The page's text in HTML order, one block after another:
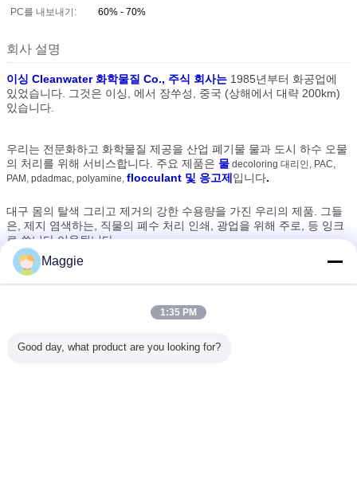
PC를 내보내기:
60% - 70%
회사 설명
이싱 Cleanwater 화학물질 Co., 주식 회사는 1985년부터 화공업에
있었습니다. 그것은 이싱, 에서 장쑤성, 중국 (상해에서 대략 200km)
있습니다.
우리는 전문화하고 화학물질 제공을 산업 폐기물 물과 도시 하수 오물
의 처리를 위해 서비스합니다. 주요 제품은 물 decoloring 대리인, PAC,
PAM, pdadmac, polyamine, flocculant 및 응고제 입니다.
대구 몸의 탈색 그리고 제거의 강한 수용량을 가진 우리의 제품. 그들
은, 제지 염색하는, 직물의 폐수 처리 인쇄, 광업을 위해 주로, 등 잉크
로 씁니다 이용됩니다.
더하여, 우리의 flocculant 대리인은 또한 종이 & 펄프의 생산에 있는
수출의 대략 50%, 등. 더하여, 우리는 고객과 가진 좋은 coopration를
Maggie
1:35 PM
Good day, what product are you looking for?